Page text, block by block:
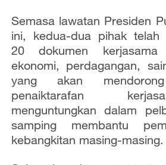
Semasa lawatan Presiden
ini, kedua-dua pihak telah
20 dokumen
ekonomi, perdagangan,
yang akan
penaiktarafan
menguntungkan dalam
samping membantu
kebangkitan masing-masing.